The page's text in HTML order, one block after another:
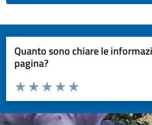
Quanto sono chiare le
pagina?
Valuta da 1 a 5 stelle la pagina
Valuta 5 stelle su 5
Valuta 4 stelle su 5
Valuta 3 stelle su 5
Valuta 2 stelle su 5
Valuta 1 stelle su 5